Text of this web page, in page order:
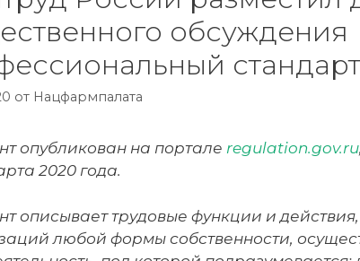
обсуждения
от Нацфармпалата
опубликован на портале regulation.gov.ru
2020 года.
описывает трудовые функции и
любой формы собственности,